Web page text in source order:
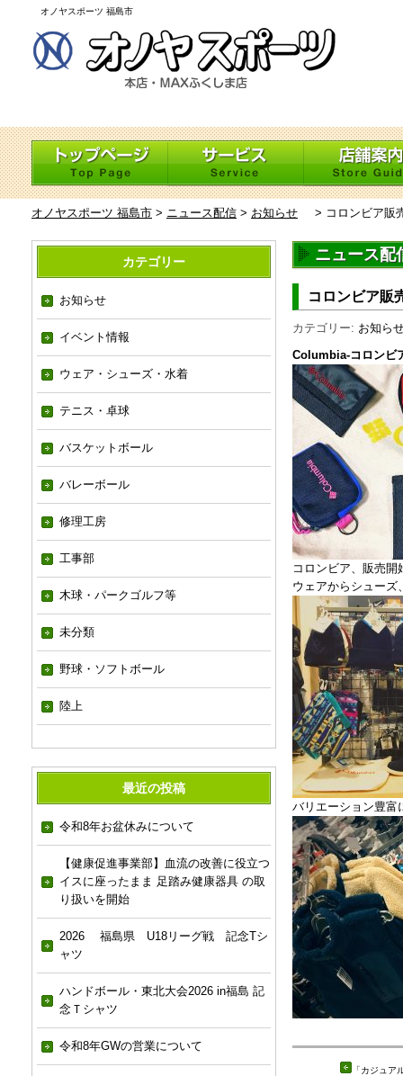
オノヤスポーツ 福島市
オノヤスポーツ 福島市 > ニュース配信 > お知らせ > コロンビア販
カテゴリー
お知らせ
イベント情報
ウェア・シューズ・水着
テニス・卓球
バスケットボール
バレーボール
修理工房
工事部
木球・パークゴルフ等
未分類
野球・ソフトボール
陸上
最近の投稿
令和8年お盆休みについて
【健康促進事業部】血流の改善に役立つ
イスに座ったまま 足踏み健康器具 の取
り扱いを開始
2026 福島県 U18リーグ戦 記念Tシ
ャツ
ハンドボール・東北大会2026 in福島 記
念Ｔシャツ
令和8年GWの営業について
ニュース配
コロンビア販
カテゴリー: お知ら
Columbia-コロンビ
コロンビア、販売開
ウェアからシューズ
バリエーション豊富
「カジュア